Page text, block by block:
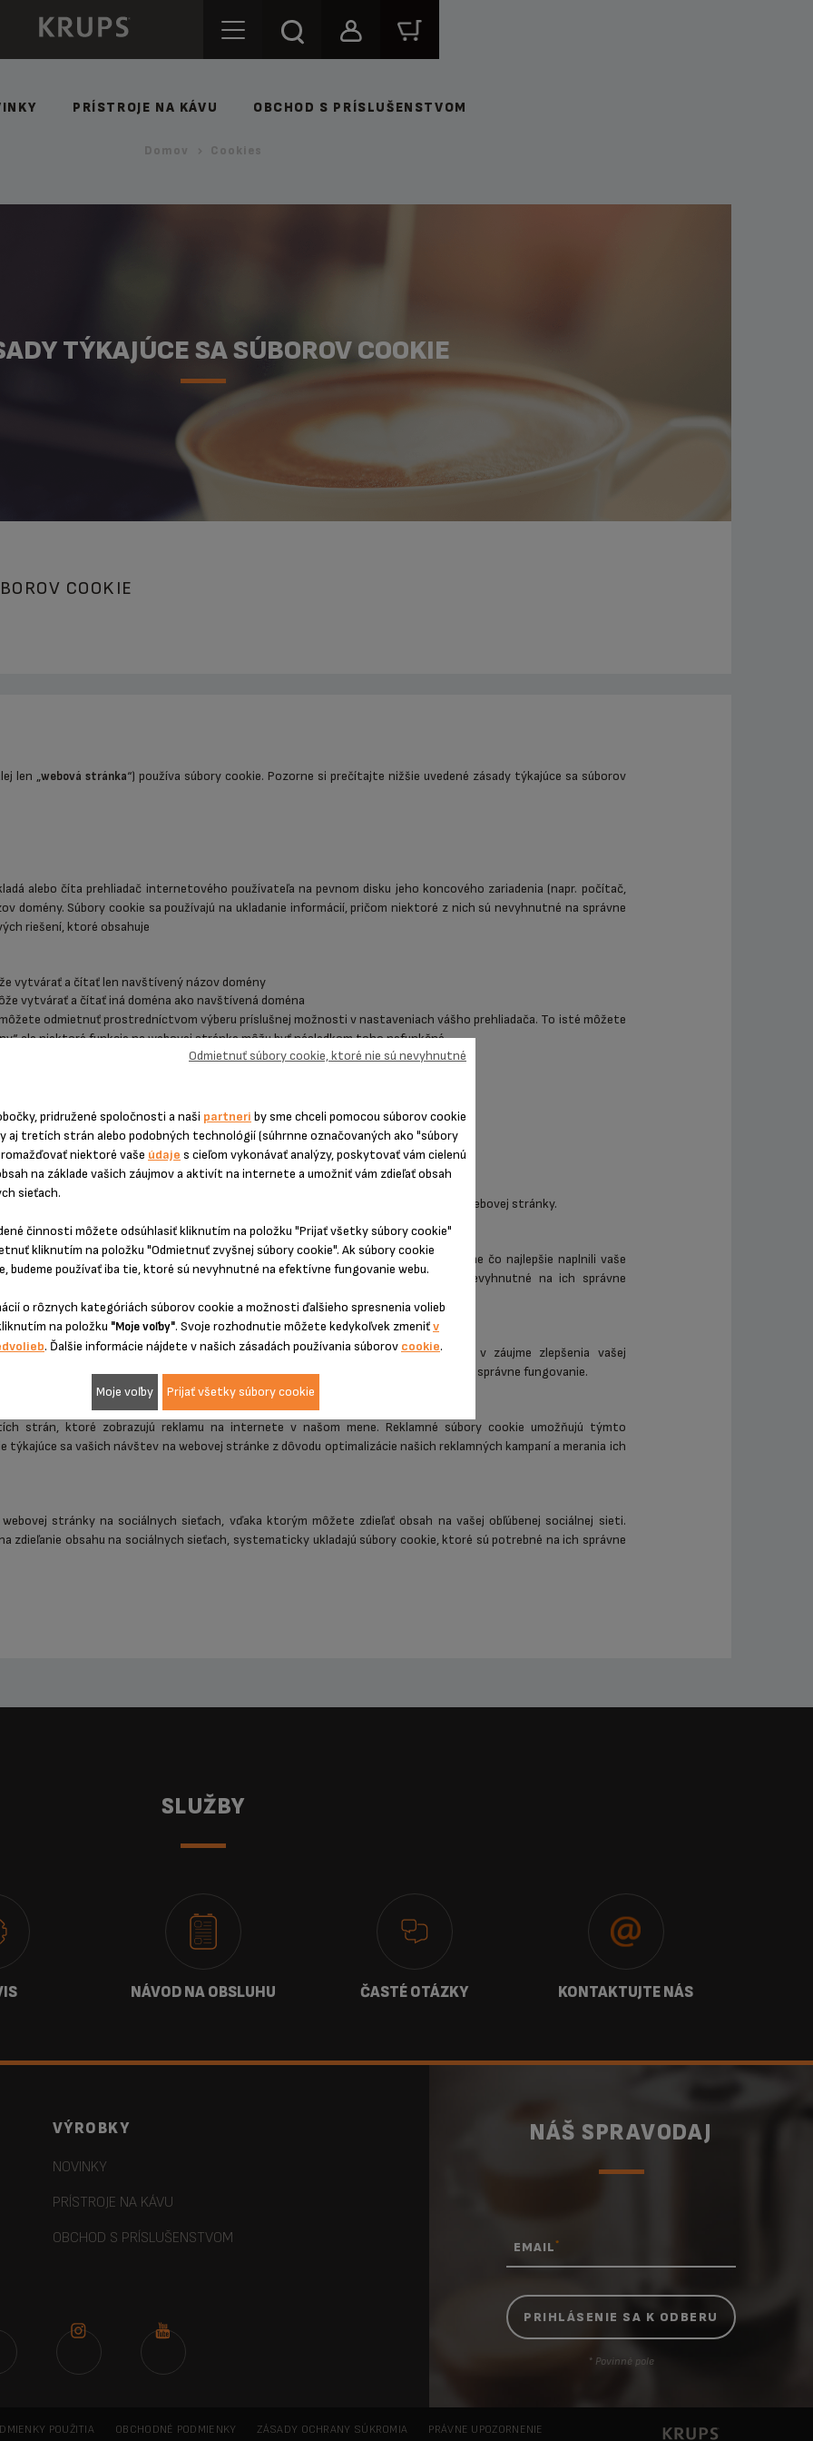
PRÍSTROJE NA KÁVU OBCHOD S PRÍSLUŠENSTVOM
Domov Cookies
TÝKAJÚCE SA SÚBOROV COOKIE
COOKIE
len „webová stránka“) používa súbory cookie. Pozorne si prečítajte nižšie uvedené zásady týkajúce sa súborov
alebo číta prehliadač internetového používateľa na pevnom disku jeho koncového zariadenia (napr. počítač,
domény. Súbory cookie sa používajú na ukladanie informácií, pričom niektoré z nich sú nevyhnutné na správne
riešení, ktoré obsahuje
vytvárať a čítať len navštívený názov domény
vytvárať a čítať iná doména ako navštívená doména
odmietnuť prostredníctvom výberu príslušnej možnosti v nastaveniach vášho prehliadača. To isté môžete
ale niektoré funkcie na webovej stránke môžu byť následkom toho nefunkčné.
NA WEBOVEJ STRÁNKE?
FUNGOVANIE WEBOVEJ STRÁNKY
hlavných funkcií webovej stránky. Predovšetkým nám umožňujú:
stránku
môže sa tým značne zhoršiť vaša používateľská skúsenosť počas prezerania webovej stránky.
kvality informácií a služieb, ktoré poskytujeme na webovej stránke, aby sme čo najlepšie naplnili vaše
umožňujú túto personalizáciu, systematicky ukladajú súbory cookie, ktoré sú nevyhnutné na ich správne
pôvodu, objemu a správania všetkých návštevníkov na webovej stránke v záujme zlepšenia vašej
softvérové riešenia systematicky ukladajú súbory cookie, ktoré sú potrebné na ich správne fungovanie.
strán, ktoré zobrazujú reklamu na internete v našom mene. Reklamné súbory cookie umožňujú týmto
sa vašich návštev na webovej stránke z dôvodu optimalizácie našich reklamných kampaní a merania ich
stránky na sociálnych sieťach, vďaka ktorým môžete zdieľať obsah na vašej obľúbenej sociálnej sieti.
zdieľanie obsahu na sociálnych sieťach, systematicky ukladajú súbory cookie, ktoré sú potrebné na ich správne
SLUŽBY
NÁVOD NA OBSLUHU ČASTÉ OTÁZKY KONTAKTUJTE NÁS
VÝROBKY
NOVINKY
PRÍSTROJE NA KÁVU
OBCHOD S PRÍSLUŠENSTVOM
NÁŠ SPRAVODAJ
EMAIL*
* Povinné pole
POUŽITIA OBCHODNÉ PODMIENKY ZÁSADY OCHRANY SÚKROMIA PRÁVNE UPOZORNENIE
pridružené spoločnosti a naši partneri by sme chceli pomocou súborov cookie
aj tretích strán alebo podobných technológií (súhrnne označovaných ako "súbory
niektoré vaše údaje s cieľom vykonávať analýzy, poskytovať vám cielenú
na základe vašich záujmov a aktivít na internete a umožniť vám zdieľať obsah
sieťach.
činnosti môžete odsúhlasiť kliknutím na položku "Prijať všetky súbory cookie"
kliknutím na položku "Odmietnuť zvyšnej súbory cookie". Ak súbory cookie
budeme používať iba tie, ktoré sú nevyhnutné na efektívne fungovanie webu.
o rôznych kategóriách súborov cookie a možnosti ďalšieho spresnenia volieb
na položku "Moje voľby". Svoje rozhodnutie môžete kedykoľvek zmeniťv
. Ďalšie informácie nájdete v našich zásadách používania súborov cookie.
Odmietnuť súbory cookie, ktoré nie sú nevyhnutné
Moje voľby Prijať všetky súbory cookie